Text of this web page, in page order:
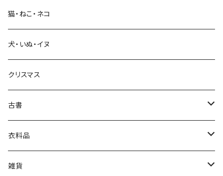
生活・暮らし
芸術・絵画・写真
絵本・児童書
娯楽・エンターテインメント
猫・ねこ・ネコ
犬・いぬ・イヌ
クリスマス
古書
古書セット
美術
衣料品
POLEWARDS
雑貨